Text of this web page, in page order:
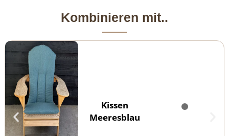
Kombinieren mit..
Kissen
Meeresblau